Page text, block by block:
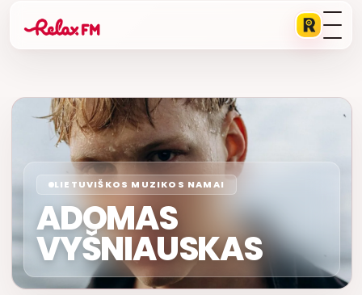
LIETUVIŠKOS MUZIKOS NAMAI
ADOMAS
VYŠNIAUSKAS